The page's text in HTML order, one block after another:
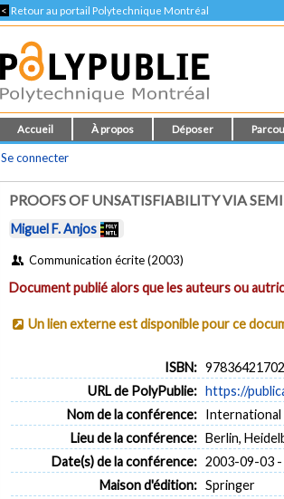
< Retour au portail Polytechnique Montréal
Accueil À propos Déposer
Se connecter
PROOFS OF UNSATISFIABILITY VIA
Miguel F. Anjos
Communication écrite (2003)
Document publié alors que les auteurs ou
Un lien externe est disponible pour ce
ISBN:
URL de PolyPublie: https://
Nom de la conférence: International
Lieu de la conférence: Berlin,
Date(s) de la conférence: 2003-09-03
Maison d'édition: Springer